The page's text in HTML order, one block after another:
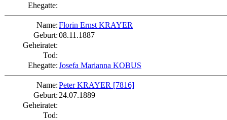
Ehegatte:
Name:Florin Ernst KRAYER
Geburt:08.11.1887
Geheiratet:
Tod:
Ehegatte:Josefa Marianna KOBUS
Name:Peter KRAYER [7816]
Geburt: 24.07.1889
Geheiratet:
Tod: